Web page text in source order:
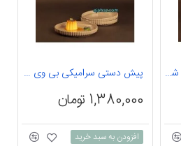
بشقاب سرامیکی بی وی کی شیاردار پلوخوری نسکافه ای گرانیتی 3 عددی پیش دستی سرامیکی بی وی کی شیاردار نسکافه ای گرانیتی 3 عددی
1,380,000 تومان
افزودن به سبد خرید